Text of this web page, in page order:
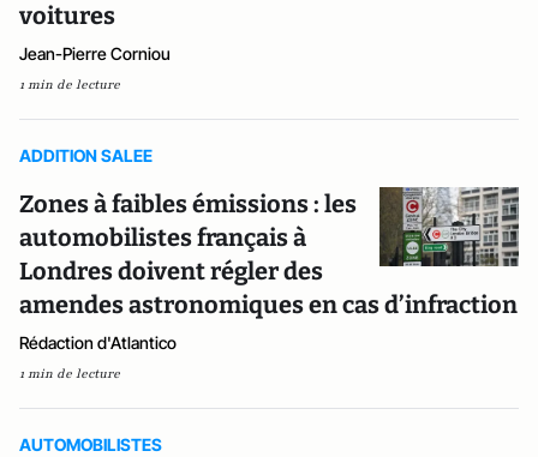
voitures
Jean-Pierre Corniou
1 min de lecture
ADDITION SALEE
Zones à faibles émissions : les
automobilistes français à
Londres doivent régler des
amendes astronomiques en cas d’infraction
Rédaction d'Atlantico
1 min de lecture
AUTOMOBILISTES